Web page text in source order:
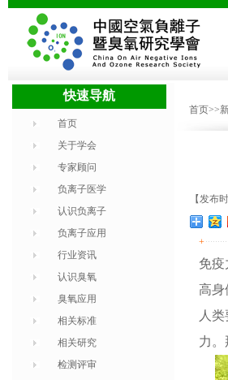
快速导航
首页
关于学会
专家顾问
负离子医学
认识负离子
负离子应用
行业资讯
认识臭氧
臭氧应用
相关标准
相关研究
检测评审
首页>>
【发布
+
免
高身
人
力。